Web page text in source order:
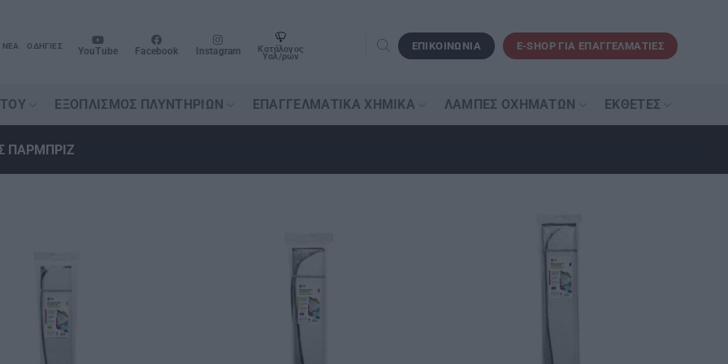
ΝΈΑ ΟΔΗΓΊΕΣ YouTube Facebook Instagram Κατάλογος
Υαλ/ρων
ΕΠΙΚΟΙΝΩΝΙΑ E-SHOP ΓΙΑ ΕΠΑΓΓΕΛΜΑΤΙΕΣ
ΕΞΟΠΛΙΣΜΌΣ ΠΛΥΝΤΗΡΊΩΝ ΕΠΑΓΓΕΛΜΑΤΙΚΆ ΧΗΜΙΚΆ ΛΆΜΠΕΣ ΟΧΗΜΆΤΩΝ ΕΚΘΈΤΕΣ
ΠΑΡΜΠΡΙΖ